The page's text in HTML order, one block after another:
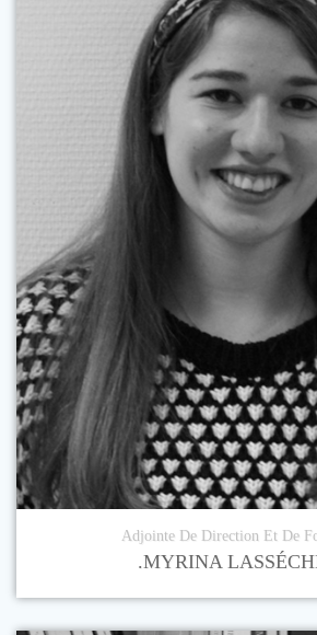
Adjointe De Direction Et De
.MYRINA